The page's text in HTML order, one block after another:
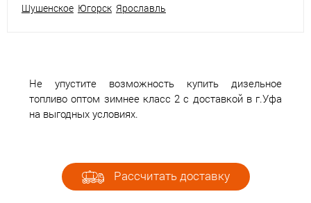
Шушенское Югорск Ярославль
Не упустите возможность купить дизельное
топливо оптом зимнее класс 2 с доставкой в г.Уфа
на выгодных условиях.
Рассчитать доставку